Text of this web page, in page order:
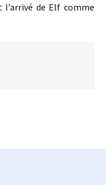
de Elf comme